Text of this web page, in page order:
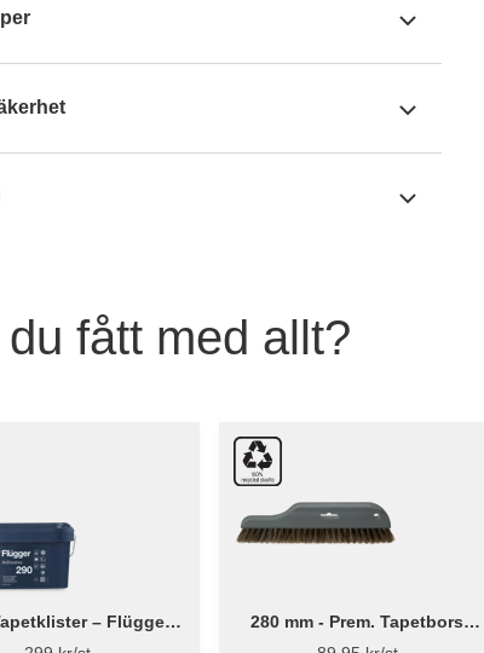
du fått med allt?
– Flügger
Adhesive 290
280 mm - Prem. Tapetborst
3540